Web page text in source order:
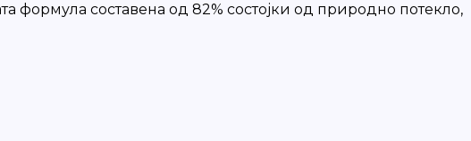
формула составена од 82% состојки од природно потекло,